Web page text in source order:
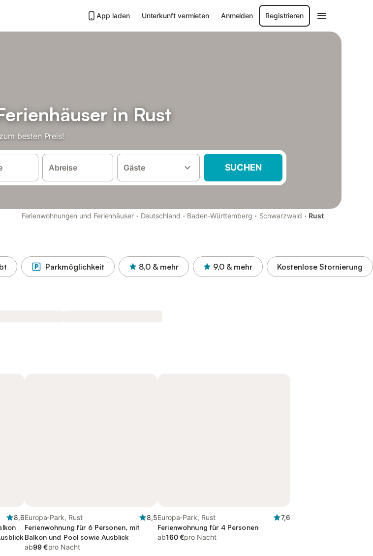
App laden Unterkunft vermieten Anmelden Registrieren
in Rust
besten Preis!
Abreise Gäste SUCHEN
Ferienwohnungen und Ferienhäuser · Deutschland · Baden-Württemberg · Schwarzwald · Rust
Parkmöglichkeit 8,0 & mehr 9,0 & mehr Kostenlose Stornierung
8,6Europa-Park, Rust
8,5
Ferienwohnung für 6 Personen, mit
Balkon und Pool sowie Ausblick
ab99 €pro Nacht
Europa-Park, Rust
7,6
Ferienwohnung für 4 Personen
ab160 €pro Nacht